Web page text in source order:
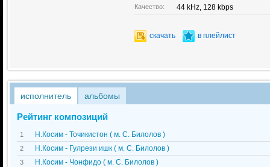
Качество: 44 kHz, 128 kbps
скачать в плейлист
исполнитель альбомы
Рейтинг композиций
1 Н.Косим - Точикистон ( м. С. Билолов )
2 Н.Косим - Гулрези ишк ( м. С. Билолов )
3 Н.Косим - Чонфидо ( м. С. Билолов )